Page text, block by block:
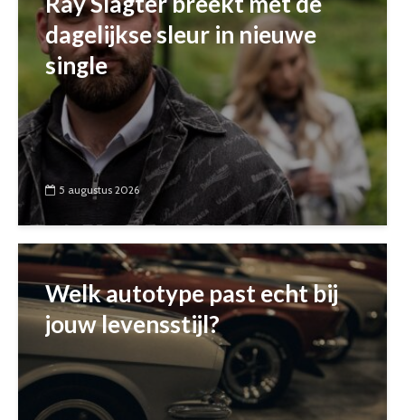
dagelijkse sleur in nieuwe
single
5 augustus 2026
Welk autotype past echt bij
jouw levensstijl?